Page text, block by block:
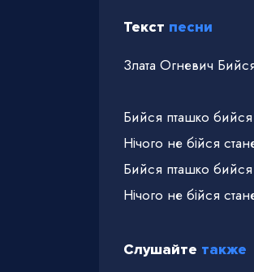
Текст песни
Злата Огневич
Бийся пташко
Нічого не бійся
Бийся пташко
Нічого не бійся
Слушайте также